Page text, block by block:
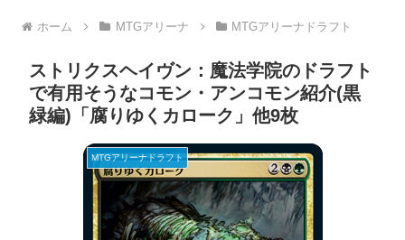
ホーム MTGアリーナ MTGアリーナドラフト
ストリクスヘイヴン：魔法学院のドラフト
で有用そうなコモン・アンコモン紹介(黒
緑編)「腐りゆくカローク」他9枚
MTGアリーナドラフト